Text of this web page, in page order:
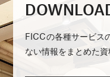
FICCの各種サービス
ない情報をまとめた資